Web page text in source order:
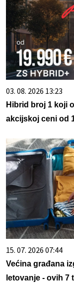
03. 08. 2026 13:23
Hibrid broj 1 koji
akcijskoj ceni od
15. 07. 2026 07:44
Većina građana
letovanje - ovih